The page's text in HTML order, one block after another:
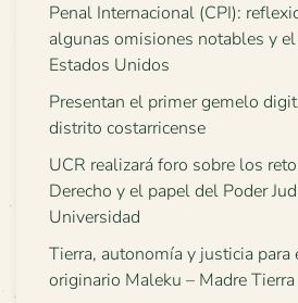
Penal Internacional (CPI):
algunas omisiones notables y
Estados Unidos
Presentan el primer gemelo
distrito costarricense
UCR realizará foro sobre los
Derecho y el papel del Poder
Universidad
Tierra, autonomía y justicia para
originario Maleku – Madre Tierra